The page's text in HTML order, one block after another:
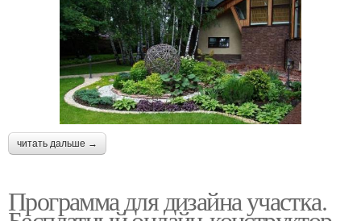
читать дальше →
Программа для дизайна участка.